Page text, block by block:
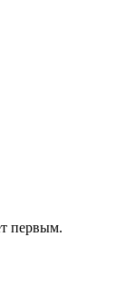
первым.